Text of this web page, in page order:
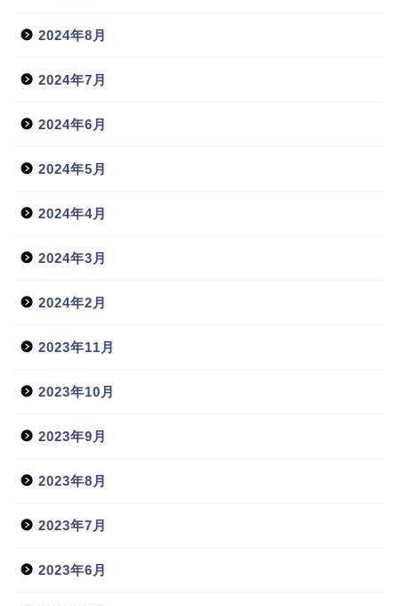
2024年8月
2024年7月
2024年6月
2024年5月
2024年4月
2024年3月
2024年2月
2023年11月
2023年10月
2023年9月
2023年8月
2023年7月
2023年6月